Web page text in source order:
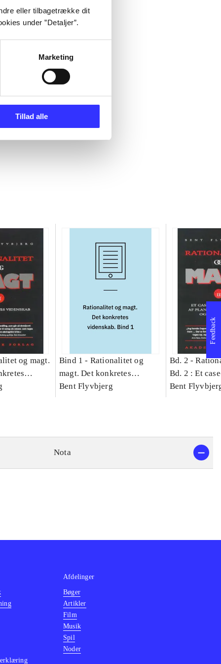
eller tilbagetrække dit
under ”Detaljer”.
Marketing
Tillad alle
og magt.
Bind 1 - Rationalitet og
magt. Det konkretes
videnskab. Bind 1
Bent Flyvbjerg
Bd. 2 -
Bd. 2 : Et
studie af
Bent
Nota
Feedback
Afdelinger
Bøger
Artikler
Film
Musik
Spil
Noder